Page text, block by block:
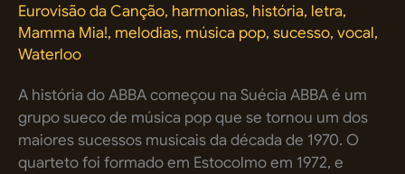
Eurovisão da Canção, harmonias, história, letra,
Mamma Mia!, melodias, música pop, sucesso, vocal,
Waterloo
A história do ABBA começou na Suécia ABBA é um
grupo sueco de música pop que se tornou um dos
maiores sucessos musicais da década de 1970. O
quarteto foi formado em Estocolmo em 1972, e